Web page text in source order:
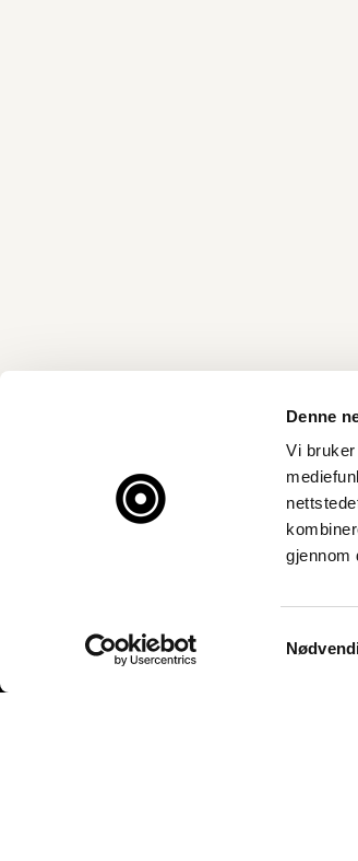
Denne
Vi
gjennom